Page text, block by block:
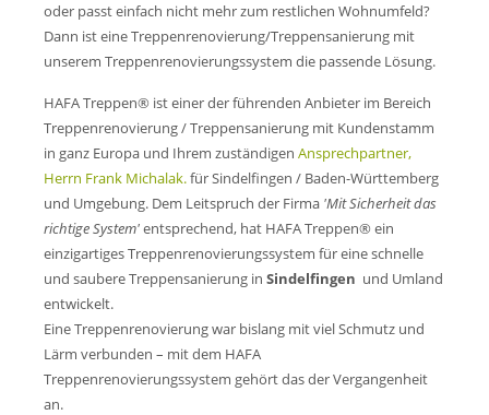
Mo-Do: 7 - 17 Uhr
Fr: 7 - 15:45 Uhr
Wir freuen uns auf Ihren Anruf oder Besuch.
Anschrift/Kontakt
HAFA Treppen GmbH
Pfarrberg 17
08371 Meerane
+49 3764 18 57 44
verkauf@hafa-treppen.de
oder passt einfach nicht mehr zum restlichen Wohnumfeld?
Dann ist eine Treppenrenovierung/Treppensanierung mit
unserem Treppenrenovierungssystem die passende Lösung.
HAFA Treppen® ist einer der führenden Anbieter im Bereich
Treppenrenovierung / Treppensanierung mit Kundenstamm
in ganz Europa und Ihrem zuständigen Ansprechpartner,
Herrn Frank Michalak.für Sindelfingen / Baden-Württemberg
und Umgebung. Dem Leitspruch der Firma 'Mit Sicherheit das
richtige System'entsprechend, hat HAFA Treppen® ein
einzigartiges Treppenrenovierungssystem für eine schnelle
und saubere Treppensanierung in Sindelfingen und Umland
entwickelt.
Eine Treppenrenovierung war bislang mit viel Schmutz und
Lärm verbunden – mit dem HAFA
Treppenrenovierungssystem gehört das der Vergangenheit
an.